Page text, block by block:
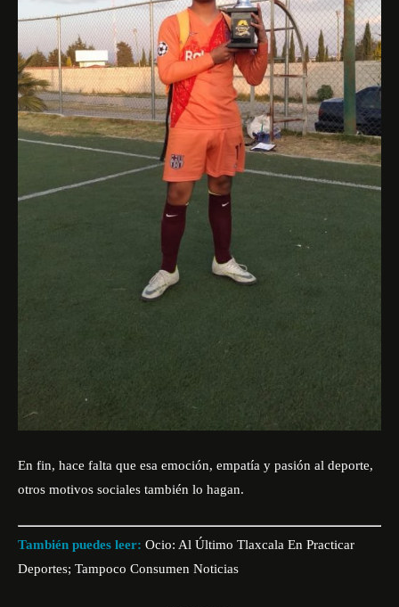
En fin, hace falta que esa emoción, empatía y pasión al deporte,
otros motivos sociales también lo hagan.
También puedes leer: Ocio: Al Último Tlaxcala En Practicar
Deportes; Tampoco Consumen Noticias